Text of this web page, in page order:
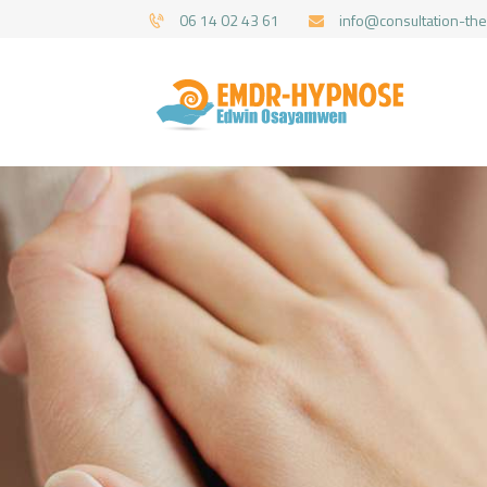
06 14 02 43 61 info@consultation-